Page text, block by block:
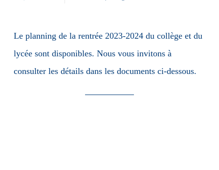
Le planning de la rentrée 2023-2024 du collège et du
lycée sont disponibles. Nous vous invitons à
consulter les détails dans les documents ci-dessous.